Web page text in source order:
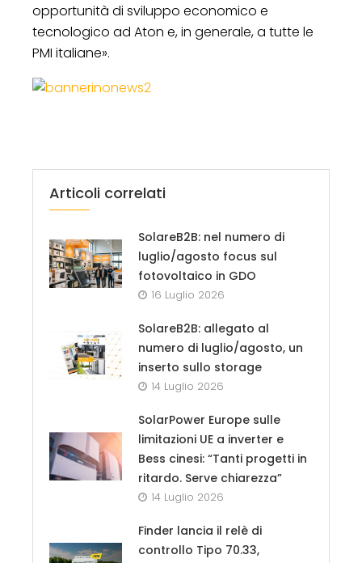
opportunità di sviluppo economico e
tecnologico ad Aton e, in generale, a tutte le
PMI italiane».
Articoli correlati
SolareB2B: nel numero di
luglio/agosto focus sul
fotovoltaico in GDO
16 Luglio 2026
SolareB2B: allegato al
numero di luglio/agosto, un
inserto sullo storage
14 Luglio 2026
SolarPower Europe sulle
limitazioni UE a inverter e
Bess cinesi: “Tanti progetti in
ritardo. Serve chiarezza”
14 Luglio 2026
Finder lancia il relè di
controllo Tipo 70.33,